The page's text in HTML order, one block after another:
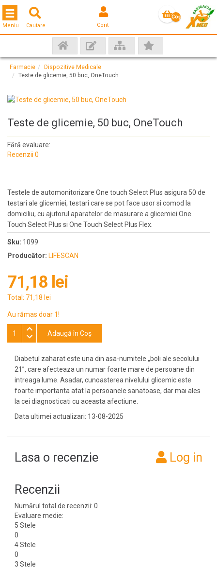
Cautare Cont
Coş
Toggle navigation
Meniu
Farmacie
Dispozitive Medicale
Teste de glicemie, 50 buc, OneTouch
Teste de glicemie, 50 buc, OneTouch
Fără evaluare:
Recenzii 0
Testele de automonitorizare One touch Select Plus asigura 50 de
testari ale glicemiei, testari care se pot face usor si comod la
domiciliu, cu ajutorul aparatelor de masurare a glicemiei One
Touch Select Plus si One Touch Select Plus Flex.
Sku: 1099
Producător: LIFESCAN
71,18 lei
Total: 71,18 lei
Au rămas doar 1!
Adaugă în Coş
Diabetul zaharat este una din asa-numitele „boli ale secolului
21”, care afecteaza un numar foarte mare de persoane din
intreaga lume. Asadar, cunoasterea nivelului glicemic este
foarte importanta atat la persoanele sanatoase, dar mai ales
la cei diagnosticati cu aceasta afectiune.
Data ultimei actualizari: 13-08-2025
Lasa o recenzie Log in
Recenzii
Numărul total de recenzii: 0
Evaluare medie:
5 Stele
0
4 Stele
0
3 Stele